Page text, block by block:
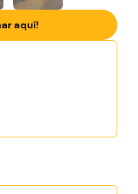
aquí!